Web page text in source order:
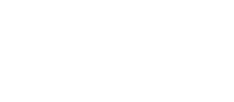
stilvollen
die Wert auf